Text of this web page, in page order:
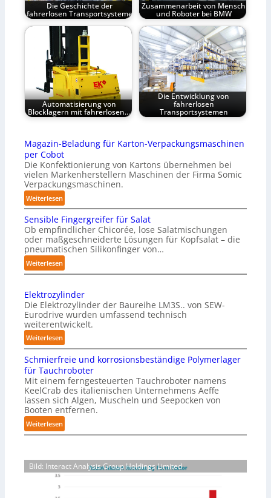
Die Geschichte der
fahrerlosen Transportsysteme
Zusammenarbeit von Mensch
und Roboter bei BMW
Automatisierung von
Blocklagern mit fahrerlosen…
Die Entwicklung von
fahrerlosen
Transportsystemen
Magazin-Beladung für Karton-Verpackungsmaschinen
per Cobot
Die Konfektionierung von Kartons übernehmen bei
vielen Markenherstellern Maschinen der Firma Somic
Verpackungsmaschinen.
Weiterlesen:
M
a
g
a
z
i
n
-
B
e
l
d
u
n
g
f
ü
r
K
t
o
Sensible Fingergreifer für Salat
Ob empfindlicher Chicorée, lose Salatmischungen
oder maßgeschneiderte Lösungen für Kopfsalat – die
pneumatischen Silikonfinger von…
Weiterlesen:
S
n
s
i
b
l
i
n
g
e
r
g
e
i
Elektrozylinder
Die Elektrozylinder der Baureihe LM3S.. von SEW-
Eurodrive wurden umfassend technisch
weiterentwickelt.
Weiterlesen:
E
l
e
k
t
r
o
z
i
n
Schmierfreie und korrosionsbeständige Polymerlager
für Tauchroboter
Mit einem ferngesteuerten Tauchroboter namens
KeelCrab des italienischen Unternehmens Aeffe
lassen sich Algen, Muscheln und Seepocken von
Booten entfernen.
Weiterlesen:
S
m
Bild: Interact Analysis Group Holdings Limited